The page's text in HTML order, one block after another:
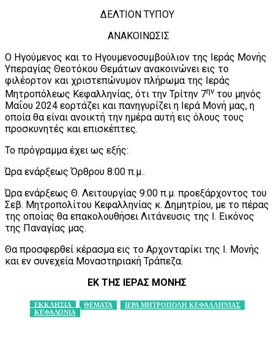
ΔΕΛΤΙΟΝ ΤΥΠΟΥ
ΑΝΑΚΟΙΝΩΣΙΣ
Ο Ηγούμενος και το Ηγουμενοσυμβούλιον της Ιεράς Μονής
Υπεραγίας Θεοτόκου Θεμάτων ανακοινώνει εις το
φιλέορτον και χριστεπώνυμον πλήρωμα της Ιεράς
Μητροπόλεως Κεφαλληνίας, ότι την Τρίτην 7ην του μηνός
Μαΐου 2024 εορτάζει και πανηγυρίζει η Ιερά Μονή μας, η
οποία θα είναι ανοικτή την ημέρα αυτή εις όλους τους
προσκυνητές και επισκέπτες.
Το πρόγραμμα έχει ως εξής:
Ώρα ενάρξεως Όρθρου 8:00 π.μ..
Ώρα ενάρξεως Θ. Λειτουργίας 9:00 π.μ. προεξάρχοντος του
Σεβ. Μητροπολίτου Κεφαλληνίας κ. Δημητρίου, με το πέρας
της οποίας θα επακολουθήσει Λιτάνευσις της Ι. Εικόνος
της Παναγίας μας.
Θα προσφερθεί κέρασμα εις το Αρχονταρίκι της Ι. Μονής
και εν συνεχεία Μοναστηριακή Τράπεζα.
ΕΚ ΤΗΣ ΙΕΡΑΣ ΜΟΝΗΣ
ΕΚΚΛΗΣΙΑ ΘΕΜΑΤΑ
ΙΕΡΑ ΜΗΤΡΟΠΟΛΗ ΚΕΦΑΛΛΗΝΙΑΣ
ΚΕΦΑΛΟΝΙΑ